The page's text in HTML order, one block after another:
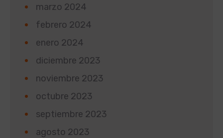
marzo 2024
febrero 2024
enero 2024
diciembre 2023
noviembre 2023
octubre 2023
septiembre 2023
agosto 2023